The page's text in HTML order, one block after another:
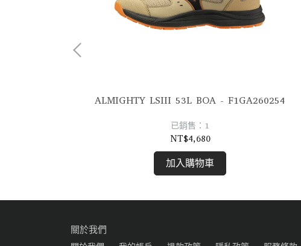
ALMIGHTY LSIII 53L BOA - F1GA260254
已銷售：1
NT$4,680
加入購物車
關於我們